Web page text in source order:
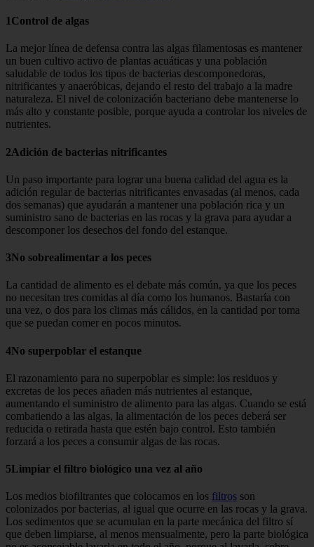
1Control de algas
La mejor línea de defensa contra las algas filamentosas es mantener
un buen cultivo activo de plantas acuáticas y una población
saludable de todos los tipos de bacterias descomponedoras,
nitrificantes y anaeróbicas, dejando el resto del trabajo a la madre
naturale­za. El nivel de colonización bacteriano debe mantenerse lo
más alto y constan­te posible, porque ayuda a controlar los niveles de
nutrientes.
2Adición de bacterias nitrificantes
Un paso importante para lograr una buena calidad del agua es la
adición re­gular de bacterias nitrificantes envasa­das (al menos, cada
dos semanas) que ayudarán a mantener una población rica y un
suministro sano de bacterias en las rocas y la grava para ayudar a
descomponer los desechos del fondo del estanque.
3No sobrealimentar a los peces
La cantidad de alimento es el debate más común, ya que los peces
no ne­cesitan tres comidas al día como los humanos. Bastaría con
una vez, o dos para los climas más cálidos, en la canti­dad por toma
que se puedan comer en pocos minutos.
4No superpoblar el estanque
El razonamiento para no superpo­blar es simple: los residuos y
excretas de los peces añaden más nutrientes al estanque,
aumentando el suministro de alimento para las algas. Cuando se está
combatiendo a las algas, la alimenta­ción de los peces deberá ser
reducida o retirada hasta que estén bajo control. Esto también
forzará a los peces a con­sumir algas de las rocas.
5Limpiar el filtro biológico una vez al año
Los medios biofiltrantes que coloca­mos en los filtros son
colonizados por bacterias, al igual que ocurre en las rocas y la grava.
Los sedimentos que se acumulan en la parte mecánica del filtro sí
que deben limpiarse, al menos mensualmente, pero la parte biológica